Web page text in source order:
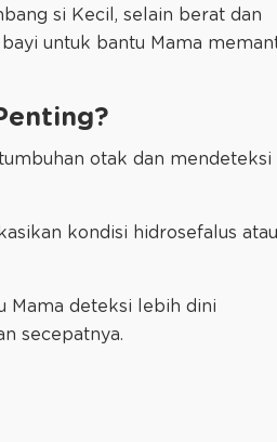
si Kecil, selain berat dan
untuk bantu Mama
otak dan mendeteksi
kondisi hidrosefalus atau
Mama deteksi lebih dini
secepatnya.